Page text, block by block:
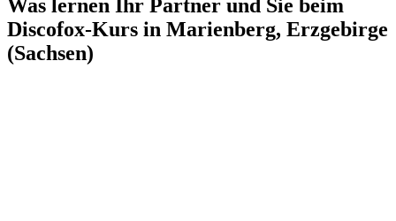
Was lernen Ihr Partner und Sie beim
Discofox-Kurs in Marienberg, Erzgebirge
(Sachsen)